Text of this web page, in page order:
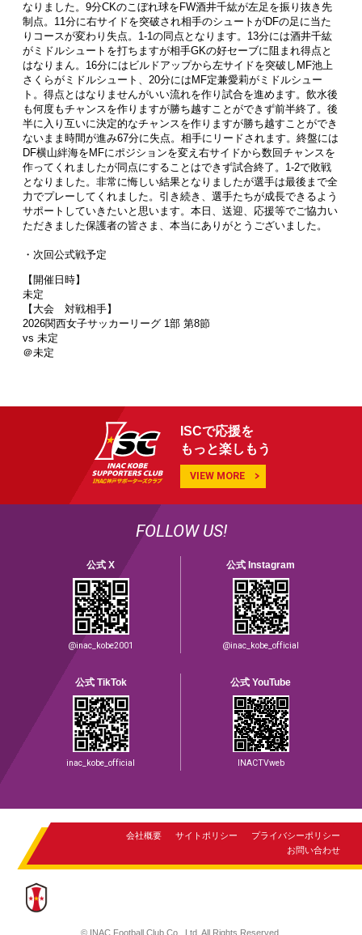
なりました。9分CKのこぼれ球をFW酒井千紘が左足を振り抜き先
制点。11分に右サイドを突破され相手のシュートがDFの足に当た
りコースが変わり失点。1-1の同点となります。13分には酒井千紘
がミドルシュートを打ちますが相手GKの好セーブに阻まれ得点と
はなりまん。16分にはビルドアップから左サイドを突破しMF池上
さくらがミドルシュート、20分にはMF定兼愛莉がミドルシュー
ト。得点とはなりませんがいい流れを作り試合を進めます。飲水後
も何度もチャンスを作りますが勝ち越すことができず前半終了。後
半に入り互いに決定的なチャンスを作りますが勝ち越すことができ
ないまま時間が進み67分に失点。相手にリードされます。終盤には
DF横山絆海をMFにポジションを変え右サイドから数回チャンスを
作ってくれましたが同点にすることはできず試合終了。1-2で敗戦
となりました。非常に悔しい結果となりましたが選手は最後まで全
力でプレーしてくれました。引き続き、選手たちが成長できるよう
サポートしていきたいと思います。本日、送迎、応援等でご協力い
ただきました保護者の皆さま、本当にありがとうございました。
・次回公式戦予定
【開催日時】
未定
【大会 対戦相手】
2026関西女子サッカーリーグ 1部 第8節
vs 未定
＠未定
ISCで応援を
もっと楽しもう
VIEW MORE
FOLLOW US!
公式 X
@inac_kobe2001
公式 Instagram
@inac_kobe_official
公式 TikTok
inac_kobe_official
公式 YouTube
INACTVweb
会社概要 サイトポリシー
プライバシーポリシー
お問い合わせ
© INAC Football Club Co., Ltd. All Rights Reserved.